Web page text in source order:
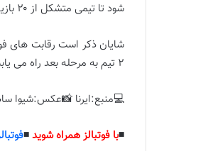
شود تا تیمی متشکل از ۲۰ بازیکن دختر جوان دلسرد نشوند.
۲ تیم به مرحله بعد راه می یابند و در نهایت هم ۲تیم اول دوم جواز حضور در مسابقات لیگ دسته یک کسب خواهند کرد.
💻منبع:ایرنا 📸عکس:شیوا
◾️با فوتبالز همراه شوید◾️